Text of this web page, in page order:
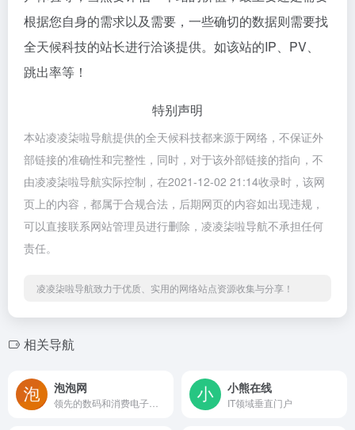
根据您自身的需求以及需要，一些确切的数据则需要找
全天候科技的站长进行洽谈提供。如该站的IP、PV、
跳出率等！
特别声明
本站凌凌柒啦导航提供的全天候科技都来源于网络，不保证外
部链接的准确性和完整性，同时，对于该外部链接的指向，不
由凌凌柒啦导航实际控制，在2021-12-02 21:14收录时，该网
页上的内容，都属于合规合法，后期网页的内容如出现违规，
可以直接联系网站管理员进行删除，凌凌柒啦导航不承担任何
责任。
凌凌柒啦导航致力于优质、实用的网络站点资源收集与分享！
相关导航
泡泡网 小熊在线
IT领域垂直门户